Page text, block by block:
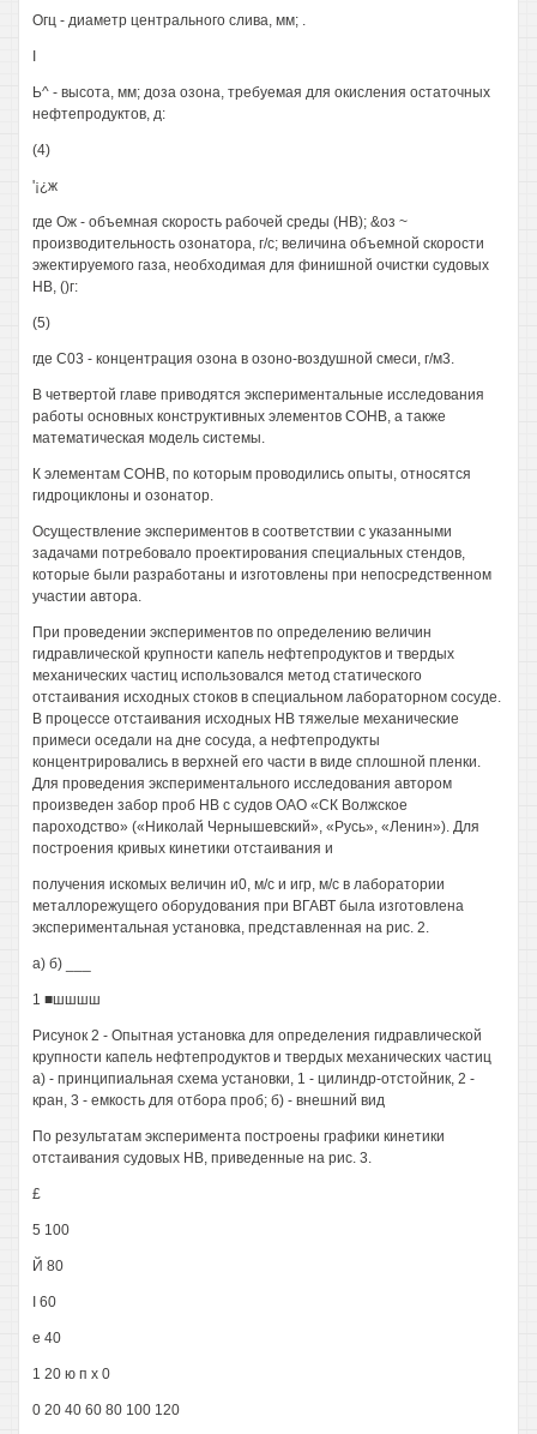
Огц - диаметр центрального слива, мм; .
Ь^ - высота, мм; доза озона, требуемая для окисления остаточных
нефтепродуктов, д:
(4)
'¡¿ж
где Ож - объемная скорость рабочей среды (НВ); &оз ~
производительность озонатора, г/с; величина объемной скорости
эжектируемого газа, необходимая для финишной очистки судовых
НВ, ()г:
(5)
где С03 - концентрация озона в озоно-воздушной смеси, г/м3.
В четвертой главе приводятся экспериментальные исследования
работы основных конструктивных элементов СОНВ, а также
математическая модель системы.
К элементам СОНВ, по которым проводились опыты, относятся
гидроциклоны и озонатор.
Осуществление экспериментов в соответствии с указанными
задачами потребовало проектирования специальных стендов,
которые были разработаны и изготовлены при непосредственном
участии автора.
При проведении экспериментов по определению величин
гидравлической крупности капель нефтепродуктов и твердых
механических частиц использовался метод статического
отстаивания исходных стоков в специальном лабораторном сосуде.
В процессе отстаивания исходных НВ тяжелые механические
примеси оседали на дне сосуда, а нефтепродукты
концентрировались в верхней его части в виде сплошной пленки.
Для проведения экспериментального исследования автором
произведен забор проб НВ с судов ОАО «СК Волжское
пароходство» («Николай Чернышевский», «Русь», «Ленин»). Для
построения кривых кинетики отстаивания и
получения искомых величин и0, м/с и игр, м/с в лаборатории
металлорежущего оборудования при ВГАВТ была изготовлена
экспериментальная установка, представленная на рис. 2.
а) б) ___
1 ■шшшш
Рисунок 2 - Опытная установка для определения гидравлической
крупности капель нефтепродуктов и твердых механических частиц
а) - принципиальная схема установки, 1 - цилиндр-отстойник, 2 -
кран, 3 - емкость для отбора проб; б) - внешний вид
По результатам эксперимента построены графики кинетики
отстаивания судовых НВ, приведенные на рис. 3.
£
5 100
Й 80
I 60
е 40
1 20 ю п х 0
0 20 40 60 80 100 120